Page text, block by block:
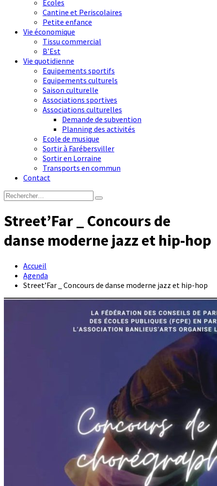
Écoles
Cantine et Periscolaires
Petite enfance
Vie économique
Tissu commercial
B’Est
Vie quotidienne
Equipements sportifs
Equipements culturels
Saison culturelle
Associations sportives
Associations culturelles
Demande de subvention
Planning des activités
Ecole de musique
Sortir à Farébersviller
Sortir en Lorraine
Transports en commun
Contact
Street’Far _ Concours de
danse moderne jazz et hip-hop
Accueil
Agenda
Street’Far _ Concours de danse moderne jazz et hip-hop